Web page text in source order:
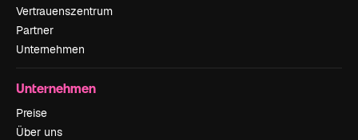
Vertrauenszentrum
Partner
Unternehmen
Unternehmen
Preise
Über uns